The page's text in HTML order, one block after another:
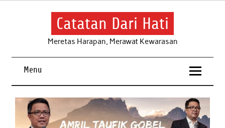
Skip
Catatan Dari Hati
Meretas Harapan, Merawat Kewarasan
Menu